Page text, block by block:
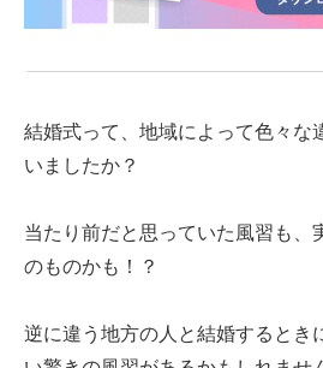
結婚式って、地域によって色々な
いましたか？
当たり前だと思っていた風習も、
のものかも！？
逆に違う地方の人と結婚するとき